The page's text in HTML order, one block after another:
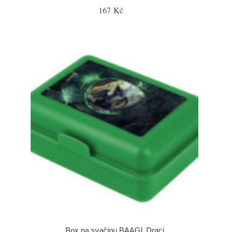
167 Kč
Box na svačinu BAAGL Draci